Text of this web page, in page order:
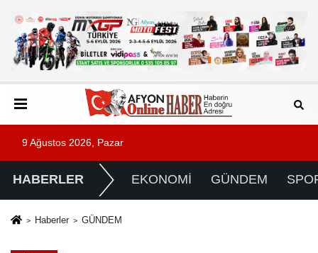
9 Ağustos 2026, Pazar
HABERLER EKONOMİ GÜNDEM
Haberler GÜNDEM